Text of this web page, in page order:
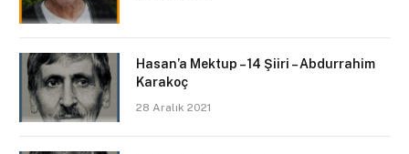
Hasan’a Mektup – 14 Şiiri – Abdurrahim
Karakoç
28 Aralık 2021